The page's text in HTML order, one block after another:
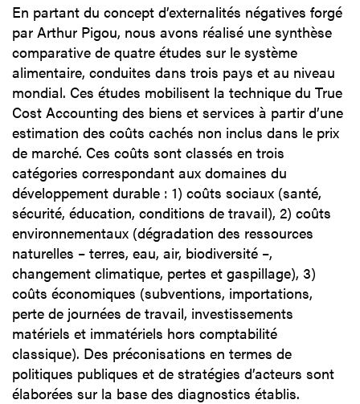
En partant du concept d’externalités négatives forgé
par Arthur Pigou, nous avons réalisé une synthèse
comparative de quatre études sur le système
alimentaire, conduites dans trois pays et au niveau
mondial. Ces études mobilisent la technique du True
Cost Accounting des biens et services à partir d’une
estimation des coûts cachés non inclus dans le prix
de marché. Ces coûts sont classés en trois
catégories correspondant aux domaines du
développement durable : 1) coûts sociaux (santé,
sécurité, éducation, conditions de travail), 2) coûts
environnementaux (dégradation des ressources
naturelles – terres, eau, air, biodiversité –,
changement climatique, pertes et gaspillage), 3)
coûts économiques (subventions, importations,
perte de journées de travail, investissements
matériels et immatériels hors comptabilité
classique). Des préconisations en termes de
politiques publiques et de stratégies d’acteurs sont
élaborées sur la base des diagnostics établis.